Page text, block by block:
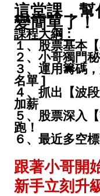
這堂課，
變簡單了！
課程大綱：
１、股票基本【
２、 小哥獨門
３、運用籌碼
名單 ]
４、抓出【波
加薪
５、股票深入
跑！
６、最近多空
跟著小哥開
新手立刻升